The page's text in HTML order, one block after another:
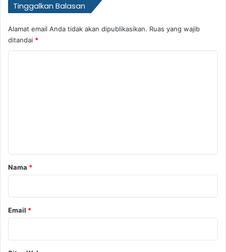
Tinggalkan Balasan
Alamat email Anda tidak akan dipublikasikan. Ruas yang wajib
ditandai *
r
Nama *
Email *